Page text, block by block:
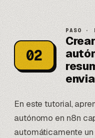
02
PASO ·
En este tutorial,
autónomo en n8n
automáticamente